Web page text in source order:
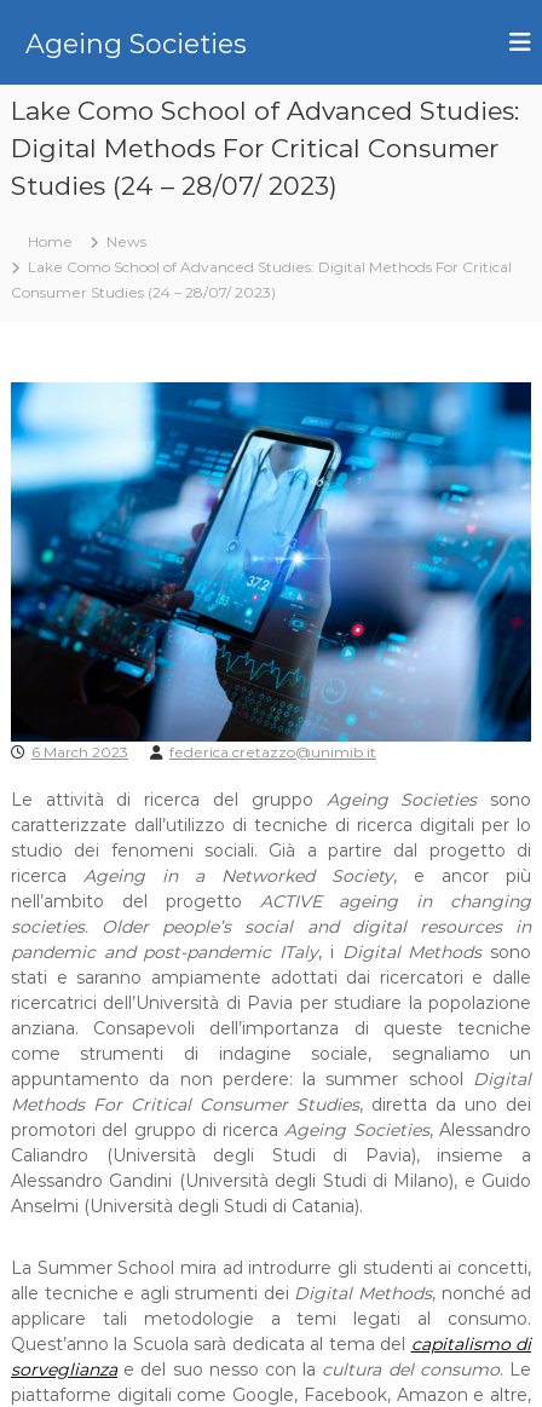
p
Ageing Societies
Lake Como School of Advanced Studies:
Digital Methods For Critical Consumer
Studies (24 – 28/07/ 2023)
Home
News
Lake Como School of Advanced Studies: Digital Methods For Critical
Consumer Studies (24 – 28/07/ 2023)
6 March 2023 federica.cretazzo@unimib.it
Le attività di ricerca del gruppo Ageing Societiessono
caratterizzate dall’utilizzo di tecniche di ricerca digitali per lo
studio dei fenomeni sociali. Già a partire dal progetto di
ricerca Ageing in a Networked Society, e ancor più
nell’ambito del progetto ACTIVE ageing in changing
societies. Older people’s social and digital resources in
pandemic and post-pandemic ITaly, i Digital Methodssono
stati e saranno ampiamente adottati dai ricercatori e dalle
ricercatrici dell’Università di Pavia per studiare la popolazione
anziana. Consapevoli dell’importanza di queste tecniche
come strumenti di indagine sociale, segnaliamo un
appuntamento da non perdere: la summer school Digital
Methods For Critical Consumer Studies, diretta da uno dei
promotori del gruppo di ricercaAgeing Societies, Alessandro
Caliandro (Università degli Studi di Pavia), insieme a
Alessandro Gandini (Università degli Studi di Milano), e Guido
Anselmi (Università degli Studi di Catania).
La Summer School mira ad introdurre gli studenti ai concetti,
alle tecniche e agli strumenti dei Digital Methods, nonché ad
applicare tali metodologie a temi legati al consumo.
Quest’anno la Scuola sarà dedicata al tema del capitalismo di
sorveglianzae del suo nesso con la cultura del consumo. Le
piattaforme digitali come Google, Facebook, Amazon e altre,